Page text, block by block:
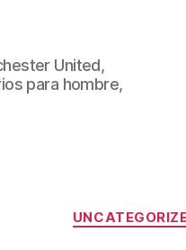
United,
para hombre,